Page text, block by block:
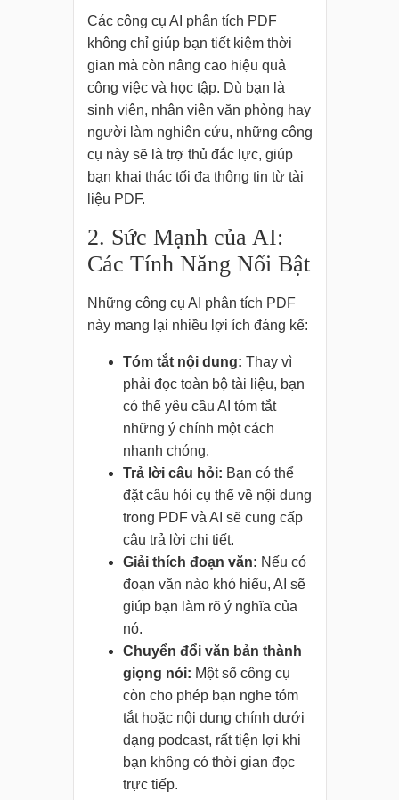
Các công cụ AI phân tích PDF
không chỉ giúp bạn tiết kiệm thời
gian mà còn nâng cao hiệu quả
công việc và học tập. Dù bạn là
sinh viên, nhân viên văn phòng hay
người làm nghiên cứu, những công
cụ này sẽ là trợ thủ đắc lực, giúp
bạn khai thác tối đa thông tin từ tài
liệu PDF.
2. Sức Mạnh của AI:
Các Tính Năng Nổi Bật
Những công cụ AI phân tích PDF
này mang lại nhiều lợi ích đáng kể:
Tóm tắt nội dung: Thay vì
phải đọc toàn bộ tài liệu, bạn
có thể yêu cầu AI tóm tắt
những ý chính một cách
nhanh chóng.
Trả lời câu hỏi: Bạn có thể
đặt câu hỏi cụ thể về nội dung
trong PDF và AI sẽ cung cấp
câu trả lời chi tiết.
Giải thích đoạn văn: Nếu có
đoạn văn nào khó hiểu, AI sẽ
giúp bạn làm rõ ý nghĩa của
nó.
Chuyển đổi văn bản thành
giọng nói: Một số công cụ
còn cho phép bạn nghe tóm
tắt hoặc nội dung chính dưới
dạng podcast, rất tiện lợi khi
bạn không có thời gian đọc
trực tiếp.